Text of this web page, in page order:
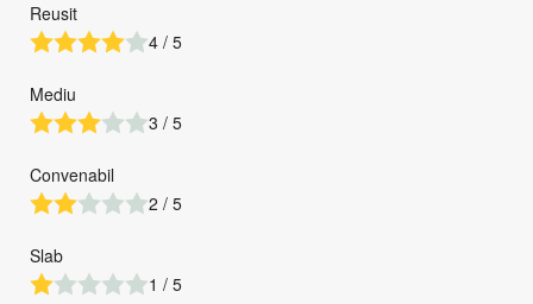
Reusit
4 / 5
Mediu
3 / 5
Convenabil
2 / 5
Slab
1 / 5